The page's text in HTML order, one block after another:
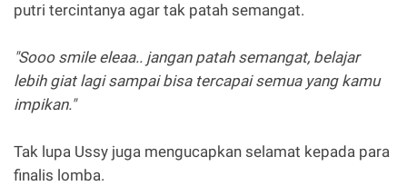
putri tercintanya agar tak patah semangat.
"Sooo smile eleaa.. jangan patah semangat, belajar
lebih giat lagi sampai bisa tercapai semua yang kamu
impikan."
Tak lupa Ussy juga mengucapkan selamat kepada para
finalis lomba.